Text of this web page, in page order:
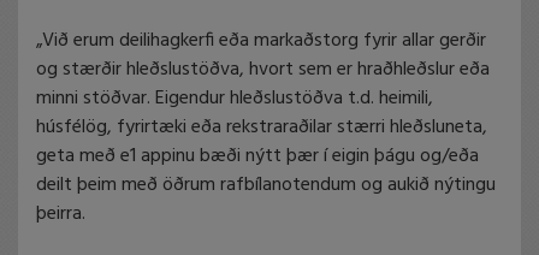
„Við erum deilihagkerfi eða markaðstorg fyrir allar gerðir
og stærðir hleðslustöðva, hvort sem er hraðhleðslur eða
minni stöðvar. Eigendur hleðslustöðva t.d. heimili,
húsfélög, fyrirtæki eða rekstraraðilar stærri hleðsluneta,
geta með e1 appinu bæði nýtt þær í eigin þágu og/eða
deilt þeim með öðrum rafbílanotendum og aukið nýtingu
þeirra.